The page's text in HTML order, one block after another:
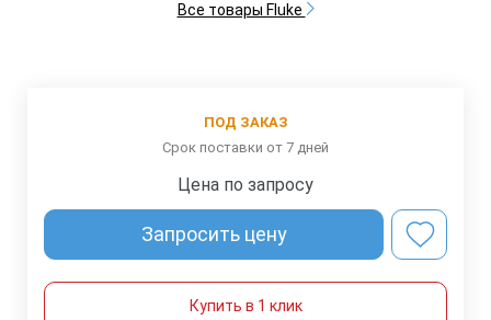
Все товары Fluke
ПОД ЗАКАЗ
Срок поставки от 7 дней
Цена по запросу
Запросить цену
Купить в 1 клик